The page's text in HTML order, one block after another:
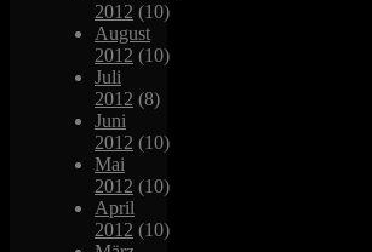
2012 (10)
August
2012 (10)
Juli
2012 (8)
Juni
2012 (10)
Mai
2012 (10)
April
2012 (10)